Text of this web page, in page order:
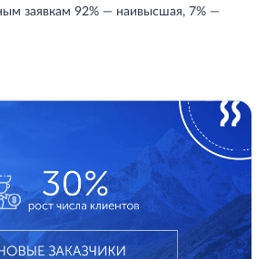
заявкам 92% — наивысшая, 7% —